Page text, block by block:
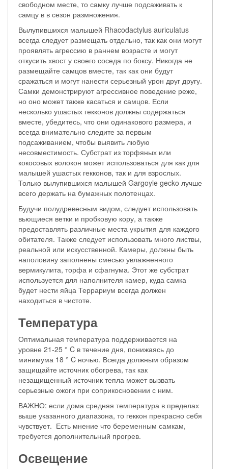
свободном месте, то самку лучше подсаживать к
самцу в в сезон размножения.
Вылупившихся малышей Rhacodactylus auriculatus
всегда следует размещать отдельно, так как они могут
проявлять агрессию в раннем возрасте и могут
откусить хвост у своего соседа по боксу. Никогда не
размещайте самцов вместе, так как они будут
сражаться и могут нанести серьезный урон друг другу.
Самки демонстрируют агрессивное поведение реже,
но оно может также касаться и самцов. Если
несколько ушастых гекконов должны содержаться
вместе, убедитесь, что они одинакового размера, и
всегда внимательно следите за первым
подсаживанием, чтобы выявить любую
несовместимость. Субстрат из торфяных или
кокосовых волокон может использоваться для как для
малышей ушастых гекконов, так и для взрослых.
Только вылупившихся малышей Gargoyle gecko лучше
всего держать на бумажных полотенцах.
Будучи полудревесным видом, следует использовать
вьющиеся ветки и пробковую кору, а также
предоставлять различные места укрытия для каждого
обитателя. Также следует использовать много листвы,
реальной или искусственной. Камеры, должны быть
наполовину заполнены смесью увлажненного
вермикулита, торфа и сфагнума. Этот же субстрат
используется для наполнителя камер, куда самка
будет нести яйца Террариум всегда должен
находиться в чистоте.
Температура
Оптимальная температура поддерживается на
уровне 21-25 ° C в течение дня, понижаясь до
минимума 18 ° C ночью. Всегда должным образом
защищайте источник обогрева, так как
незащищенный источник тепла может вызвать
серьезные ожоги при соприкосновении с ним.
ВАЖНО: если дома средняя температура в пределах
выше указанного диапазона, то геккон прекрасно себя
чувствует. Есть мнение что беременным самкам,
требуется дополнительный прогрев.
Освещение